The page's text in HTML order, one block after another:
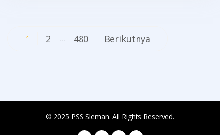
Navigasi
1 2 … 480 Berikutnya
© 2025 PSS Sleman. All Rights Reserved.